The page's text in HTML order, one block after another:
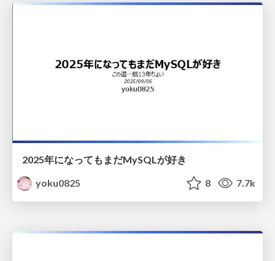
2025年になってもまだMySQLが好き
yoku0825
8 7.7k